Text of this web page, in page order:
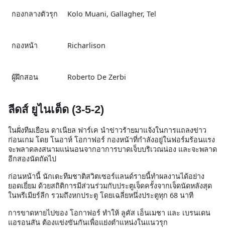
กองกลางตัวรุก Kolo Muani, Gallagher, Tel
กองหน้า Richarlison
ผู้ฝึกสอน Roberto De Zerbi
ลีดส์ ยูไนเต็ด (3-5-2)
ในฝั่งทีมเยือน ดาเนียล ฟาร์เค นำข่าวร้ายมาแจ้งในการแถลงข่าว
ก่อนเกม โดย โนอาห์ โอกาฟอร์ กองหน้าที่กำลังอยู่ในฟอร์มร้อนแรง
จะพลาดลงสนามแน่นอนจากอาการบาดเจ็บบริเวณน่อง และจะพลาด
อีกสองนัดถัดไป
ก่อนหน้านี้ นักเตะทีมชาติสวิตเซอร์แลนด์รายนี้ทำผลงานได้อย่าง
ยอดเยี่ยม ด้วยสถิติการมีส่วนร่วมกับประตูเจ็ดครั้งจากเจ็ดนัดหลังสุด
ในพรีเมียร์ลีก รวมถึงหกประตู โดยเฉลี่ยหนึ่งประตูทุก 68 นาที
การขาดหายไปของ โอกาฟอร์ ทำให้ ลูคัส เอ็นเมชา และ เบรนเดน
แอรอนสัน ต้องแข่งขันกันเพื่อแย่งตำแหน่งในแนวรุก